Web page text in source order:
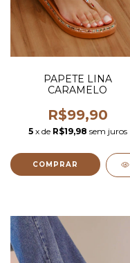
PAPETE LINA
CARAMELO
R$99,90
5 x de R$19,98 sem juros
COMPRAR